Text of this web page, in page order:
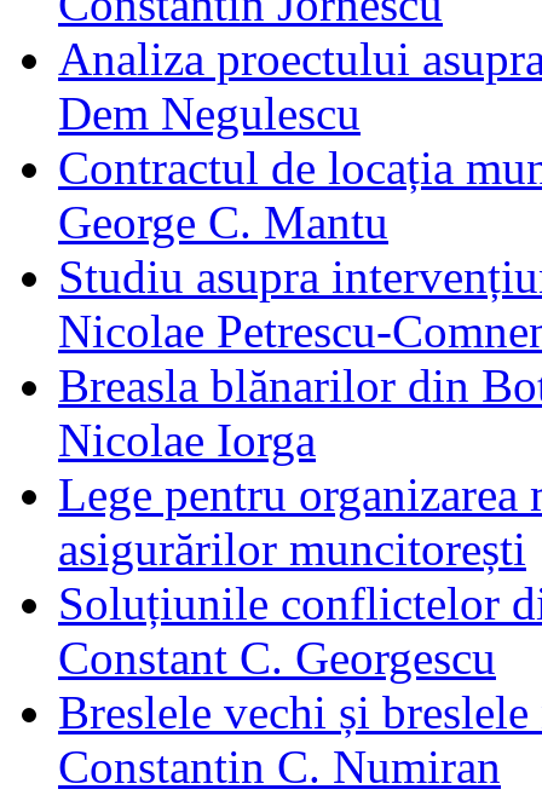
Analiza proectului
Dem Negulescu
Contractul de locația
George C. Mantu
Studiu asupra
Nicolae
Breasla blănarilor din
Nicolae Iorga
Lege pentru
asigurărilor muncitorești
Soluțiunile conflictelor
Constant C. Georgescu
Breslele vechi și
Constantin C. Numiran